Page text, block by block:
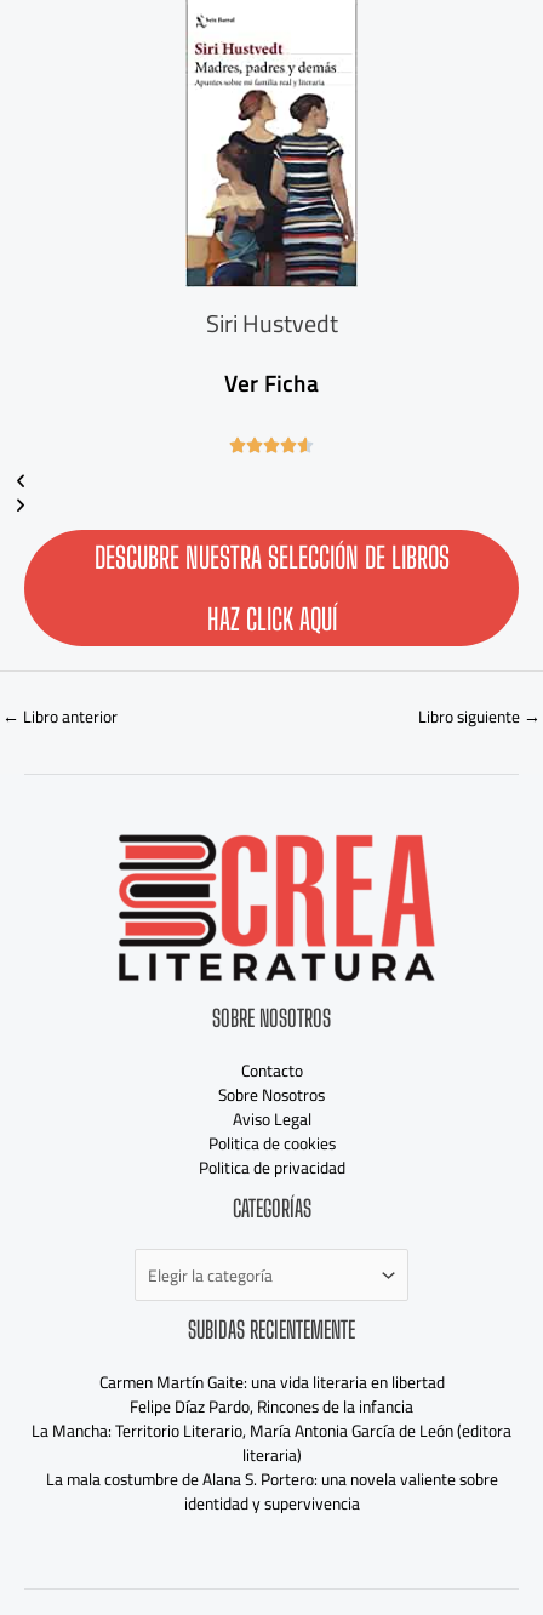
Siri Hustvedt
Ver Ficha

5
DESCUBRE NUESTRA SELECCIÓN DE LIBROS
HAZ CLICK AQUÍ
← Libro anterior Libro siguiente→
SOBRE NOSOTROS
Contacto
Sobre Nosotros
Aviso Legal
Politica de cookies
Politica de privacidad
CATEGORÍAS
SUBIDAS RECIENTEMENTE
Carmen Martín Gaite: una vida literaria en libertad
Felipe Díaz Pardo, Rincones de la infancia
La Mancha: Territorio Literario, María Antonia García de León (editora
literaria)
La mala costumbre de Alana S. Portero: una novela valiente sobre
identidad y supervivencia